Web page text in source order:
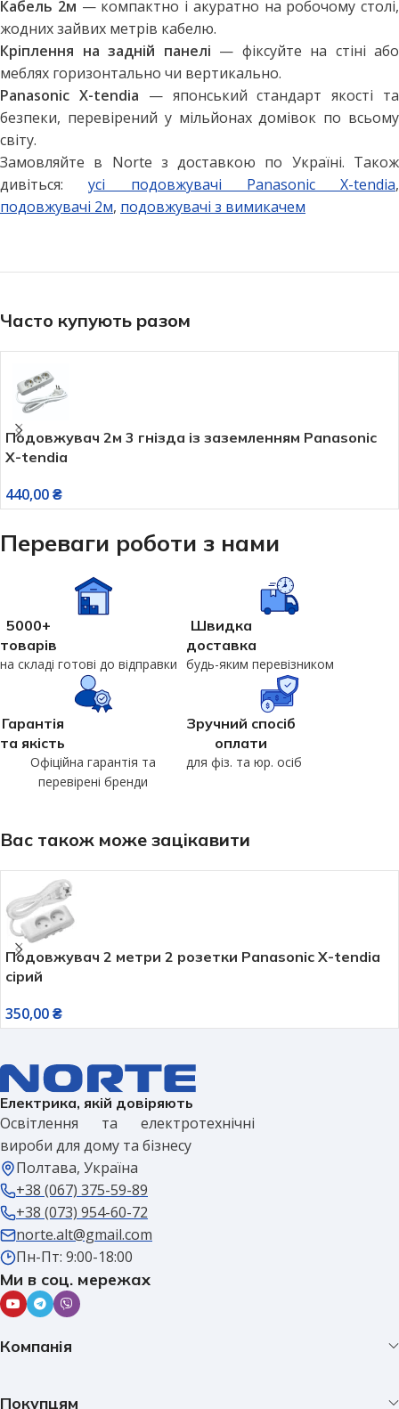
Кабель 2м — компактно і акуратно на робочому столі,
жодних зайвих метрів кабелю.
Кріплення на задній панелі — фіксуйте на стіні або
меблях горизонтально чи вертикально.
Panasonic X-tendia — японський стандарт якості та
безпеки, перевірений у мільйонах домівок по всьому
світу.
Замовляйте в Norte з доставкою по Україні. Також
дивіться:усі подовжувачі Panasonic X-tendia,
подовжувачі 2м, подовжувачі з вимикачем
Часто купують разом
Подовжувач 2м 3 гнізда із заземленням Panasonic
X-tendia
440,00₴
Переваги роботи з нами
5000+
товарів
на складі готові до відправки
Швидка
доставка
будь-яким перевізником
Гарантія
та якість
Офіційна гарантія та
перевірені бренди
Зручний спосіб
оплати
для фіз. та юр. осіб
Вас також може зацікавити
Подовжувач 2 метри 2 розетки Panasonic X-tendia
сірий
350,00₴
Електрика, якій довіряють
Освітлення та електротехнічні
вироби для дому та бізнесу
Полтава, Україна
+38 (067) 375-59-89
+38 (073) 954-60-72
norte.alt@gmail.com
Пн-Пт: 9:00-18:00
Ми в соц. мережах
Компанія
Покупцям